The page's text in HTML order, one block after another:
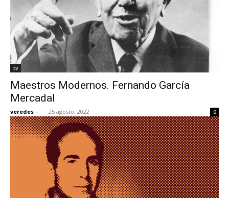
tv
Maestros Modernos. Fernando García
Mercadal
veredes - 25 agosto, 2022 0